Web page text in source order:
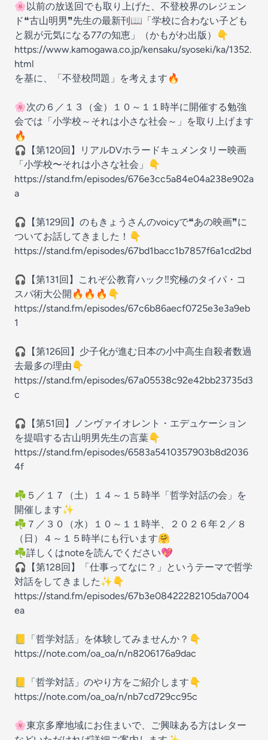
🌸以前の放送回でも取り上げた、不登校界のレジェン
ド❝古山明男❞先生の最新刊📖「学校に合わない子ども
と親が元気になる77の知恵」（かもがわ出版）👇
https://www.kamogawa.co.jp/kensaku/syoseki/ka/1352.
html
を基に、「不登校問題」を考えます🔥
🌸次の６／１３（金）１０～１１時半に開催する勉強
会では「小学校～それは小さな社会～」を取り上げます
🔥
🎧【第120回】リアルDVホラードキュメンタリー映画
「小学校〜それは小さな社会」👇
https://stand.fm/episodes/676e3cc5a84e04a238e902a
a
🎧【第129回】のもきょうさんのvoicyで❝あの映画❞に
ついてお話してきました！👇
https://stand.fm/episodes/67bd1bacc1b7857f6a1cd2bd
🎧️【第131回】これぞ公教育ハック‼️究極のタイパ・コ
スパ術大公開🔥🔥🔥👇
https://stand.fm/episodes/67c6b86aecf0725e3e3a9eb
1
🎧️【第126回】少子化が進む日本の小中高生自殺者数過
去最多の理由👇
https://stand.fm/episodes/67a05538c92e42bb23735d3
c
🎧️【第51回】ノンヴァイオレント・エデュケーション
を提唱する古山明男先生の言葉👇
https://stand.fm/episodes/6583a5410357903b8d2036
4f
☘️５／１７（土）１４～１５時半「哲学対話の会」を
開催します✨
☘️７／３０（水）１０～１１時半、２０２６年２／８
（日）４～１５時半にも行います🤗
☘️詳しくはnoteを読んでください💖
🎧【第128回】「仕事ってなに？」というテーマで哲学
対話をしてきました✨👇
https://stand.fm/episodes/67b3e08422282105da7004
ea
📒「哲学対話」を体験してみませんか？👇
https://note.com/oa_oa/n/n8206176a9dac
📒「哲学対話」のやり方をご紹介します👇
https://note.com/oa_oa/n/nb7cd729cc95c
🌸東京多摩地域にお住まいで、ご興味ある方はレター